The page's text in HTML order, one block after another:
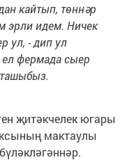
кайтып, төннәр
эрли идем. Ничек
ул, - дип ул
фермада сыер
җитәкчелек югары
мактаулы